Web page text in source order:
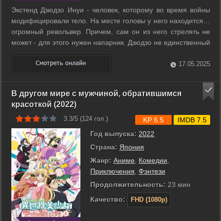
Экстенд Дзюдзо Инуи - человек, которому во время войны
модифицировали тело. На месте головы у него находится…
огромный револьвер. Причем, сам он из него стрелять не
может - для этого нужен напарник. Дзюдзо не единственный
человек с такой модификацией. Он мечтает найти человека,
который сделал из него и сотни других людей живое оружие,
но пока ...
17.05.2025
В другом мире с мужчиной, обратившимся
красоткой (2022)
3.3/5 (124 гол.)
Год выпуска: 2022
Страна: Япония
Жанр: Аниме, Комедии,
Приключения, Фэнтези
Продолжительность: 23 мин
Качество:
FHD (1080p)
KP 6.5 IMDB 7.5